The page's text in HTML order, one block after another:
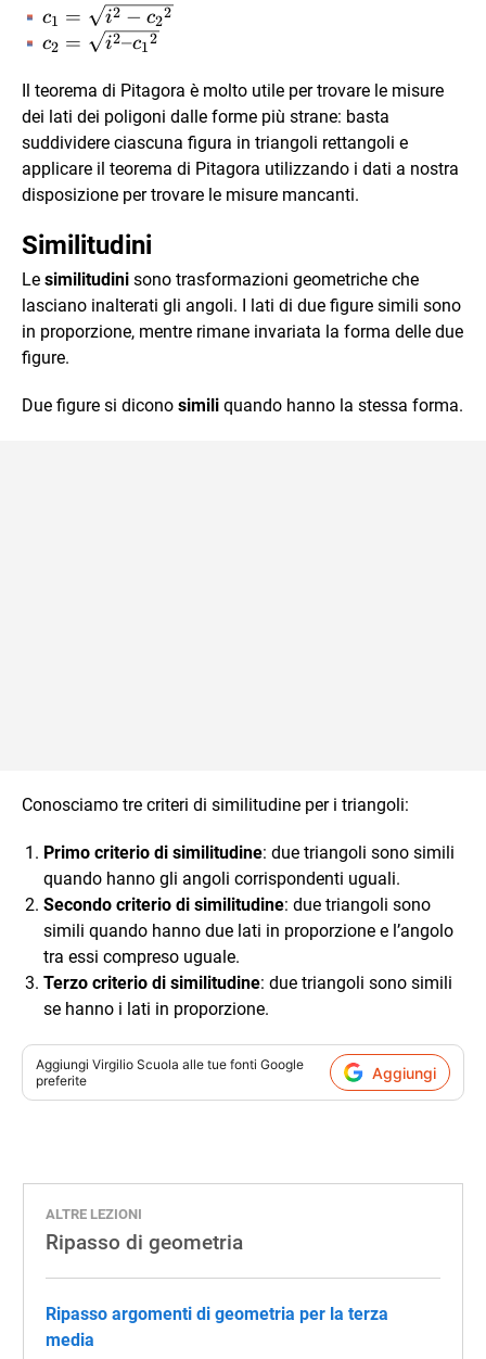
\sqrt{{c_1}^2
+ {c_2}^2}
c_1 =
\sqrt{i^2
{c_2}^2}
c1 = i2 − c2
2
c_2 =
–
{c_1}^2}
c2 = i2–c1
2
Il teorema di Pitagora è molto utile per trovare le misure
dei lati dei poligoni dalle forme più strane: basta
suddividere ciascuna figura in triangoli rettangoli e
applicare il teorema di Pitagora utilizzando i dati a nostra
disposizione per trovare le misure mancanti.
Similitudini
Le similitudini sono trasformazioni geometriche che
lasciano inalterati gli angoli. I lati di due figure simili sono
in proporzione, mentre rimane invariata la forma delle due
figure.
Due figure si dicono simili quando hanno la stessa forma.
Conosciamo tre criteri di similitudine per i triangoli:
Primo criterio di similitudine: due triangoli sono simili
quando hanno gli angoli corrispondenti uguali.
Secondo criterio di similitudine: due triangoli sono
simili quando hanno due lati in proporzione e l’angolo
tra essi compreso uguale.
Terzo criterio di similitudine: due triangoli sono simili
se hanno i lati in proporzione.
Aggiungi Virgilio Scuola alle tue fonti Google
preferite
Aggiungi
ALTRE LEZIONI
Ripasso di geometria
Ripasso argomenti di geometria per la terza
media